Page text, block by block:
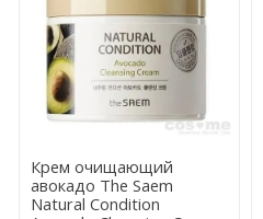
Крем очищающий
авокадо The Saem
Natural Condition